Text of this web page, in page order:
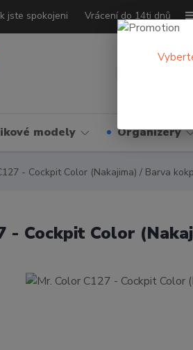
jste spokojeni Vrácení do 14ti dnů
modely Organizéry
- Cockpit Color (Nakajima) / Barva
- Cockpit Color